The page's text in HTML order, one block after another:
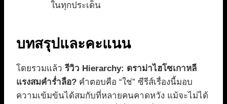
ในทุกประเด็น
บทสรุปและคะแนน
โดยรวมแล้วรีวิว Hierarchy: ดราม่าไฮโซเกาหลี
แรงสมคำร่ำลือ? คำตอบคือ “ใช่” ซีรีส์เรื่องนี้มอบ
ความเข้มข้นได้สมกับที่หลายคนคาดหวัง แม้จะไม่ได้